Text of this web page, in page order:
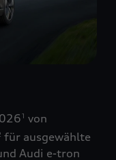
1 von
für ausgewählte
Audi e-tron